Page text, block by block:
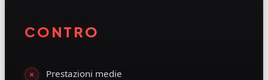
CONTRO
Prestazioni medie